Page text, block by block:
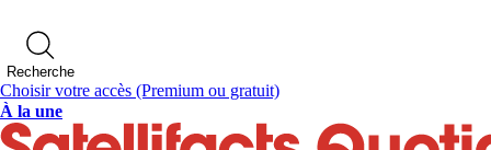
Recherche
Choisir votre accès (Premium ou gratuit)
À la une